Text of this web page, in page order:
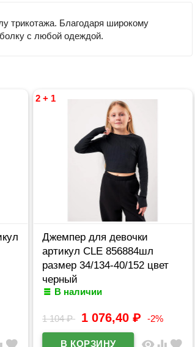
трикотажа. Благодаря широкому
с любой одеждой.
2 + 1
Джемпер для девочки
артикул CLE 856884шл
размер 34/134-40/152 цвет
черный
В наличии
1 104₽ 1 076,40₽ -2%